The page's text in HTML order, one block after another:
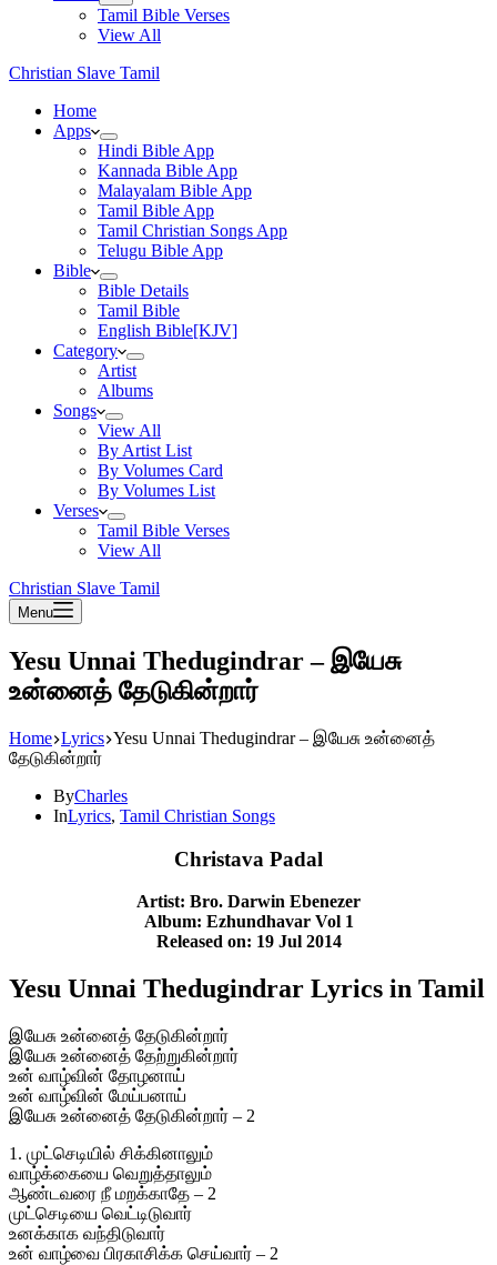
Tamil Bible Verses
View All
Christian Slave Tamil
Home
Apps
Hindi Bible App
Kannada Bible App
Malayalam Bible App
Tamil Bible App
Tamil Christian Songs App
Telugu Bible App
Bible
Bible Details
Tamil Bible
English Bible[KJV]
Category
Artist
Albums
Songs
View All
By Artist List
By Volumes Card
By Volumes List
Verses
Tamil Bible Verses
View All
Christian Slave Tamil
Menu
Yesu Unnai Thedugindrar – இயேசு
உன்னைத் தேடுகின்றார்
Home Lyrics Yesu Unnai Thedugindrar – இயேசு உன்னைத்
தேடுகின்றார்
ByCharles
InLyrics, Tamil Christian Songs
Christava Padal
Artist: Bro. Darwin Ebenezer
Album: Ezhundhavar Vol 1
Released on: 19 Jul 2014
Yesu Unnai Thedugindrar Lyrics in Tamil
இயேசு உன்னைத் தேடுகின்றார்
இயேசு உன்னைத் தேற்றுகின்றார்
உன் வாழ்வின் தோழனாய்
உன் வாழ்வின் மேய்பனாய்
இயேசு உன்னைத் தேடுகின்றார் – 2
1. முட்செடியில் சிக்கினாலும்
வாழ்க்கையை வெறுத்தாலும்
ஆண்டவரை நீ மறக்காதே – 2
முட்செடியை வெட்டிடுவார்
உனக்காக வந்திடுவார்
உன் வாழ்வை பிரகாசிக்க செய்வார் – 2